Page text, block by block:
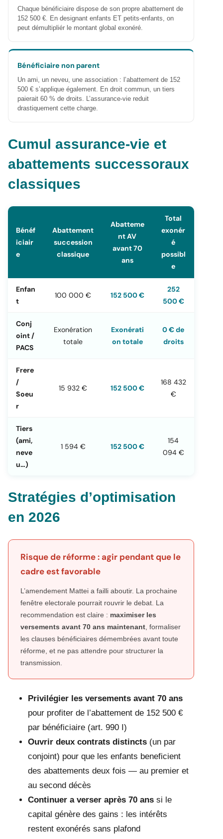
Chaque bénéficiaire dispose de son propre abattement de
152 500 €. En designant enfants ET petits-enfants, on
peut démultipliér le montant global exonéré.
Bénéficiaire non parent
Un ami, un neveu, une association : l’abattement de 152
500 € s’applique également. En droit commun, un tiers
paierait 60 % de droits. L’assurance-vie reduit
drastiquement cette charge.
Cumul assurance-vie et
abattements successoraux
classiques
Bénéf
iciair
e
Abattement
succession
classique
Abatteme
nt AV
avant 70
ans
Total
exonér
é
possibl
e
Enfan
t
100 000 € 152 500 €
252
500 €
Conj
oint /
PACS
Exonération
totale
Exonérati
on totale
0 € de
droits
Frere
/
Soeu
r
15 932 € 152 500 €
168 432
€
Tiers
(ami,
neve
u…)
1 594 € 152 500 €
154
094 €
Stratégies d’optimisation
en 2026
Risque de réforme : agir pendant que le
cadre est favorable
L’amendement Mattei a failli aboutir. La prochaine
fenêtre electorale pourrait rouvrir le debat. La
recommendation est claire : maximiser les
versements avant 70 ans maintenant, formaliser
les clauses bénéficiaires démembrées avant toute
réforme, et ne pas attendre pour structurer la
transmission.
Privilégier les versements avant 70 ans
pour profiter de l’abattement de 152 500 €
par bénéficiaire (art. 990 I)
Ouvrir deux contrats distincts (un par
conjoint) pour que les enfants beneficient
des abattements deux fois — au premier et
au second décès
Continuer a verser après 70 ans si le
capital génère des gains : les intérêts
restent exonérés sans plafond